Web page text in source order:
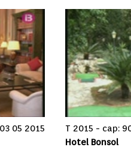
03 05 2015
T 2015 - cap:
Hotel Bonsol